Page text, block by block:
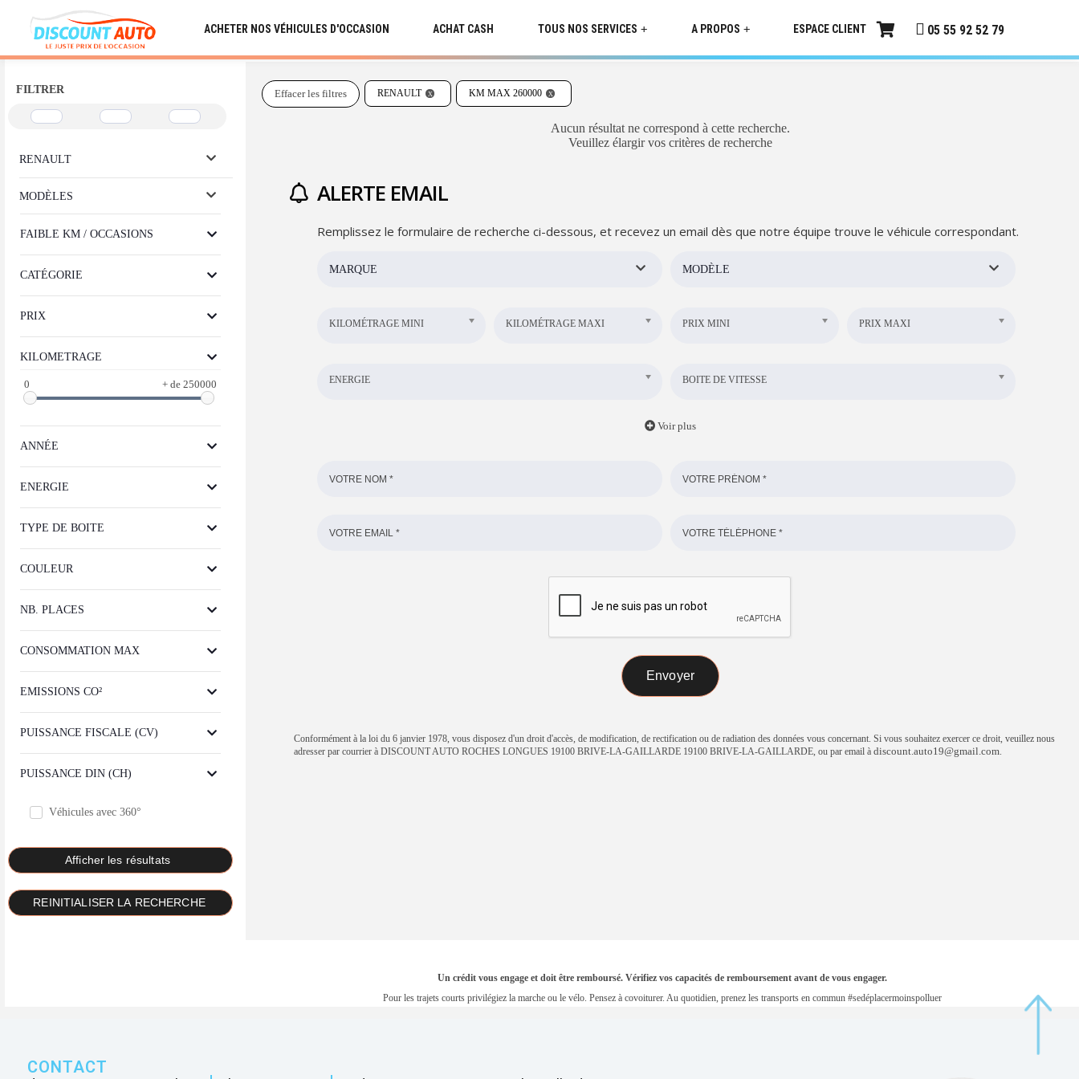
ACHETER NOS VÉHICULES D'OCCASION ACHAT CASH +
TOUS NOS SERVICES +
A PROPOS ESPACE CLIENT 05 55 92 52 79
FILTRER
RENAULT
MODÈLES
FAIBLE KM / OCCASIONS
CATÉGORIE
PRIX
KILOMETRAGE
0 + de 250000
ANNÉE
ENERGIE
TYPE DE BOITE
COULEUR
NB. PLACES
CONSOMMATION MAX
EMISSIONS CO²
PUISSANCE FISCALE (CV)
PUISSANCE DIN (CH)
Véhicules avec 360°
RENAULT
Effacer les filtres KM MAX 260000
Aucun résultat ne correspond à cette recherche.
Veuillez élargir vos critères de recherche
ALERTE EMAIL
Remplissez le formulaire de recherche ci-dessous, et recevez un email dès que notre équipe trouve le véhicule correspondant.
MARQUE MODÈLE
KILOMÉTRAGE MINI KILOMÉTRAGE MAXI PRIX MINI PRIX MAXI
ENERGIE BOITE DE VITESSE
Voir plus
Conformément à la loi du 6 janvier 1978, vous disposez d'un droit d'accès, de modification, de rectification ou de radiation des données vous concernant. Si vous souhaitez exercer ce droit, veuillez nous
adresser par courrier à DISCOUNT AUTO ROCHES LONGUES 19100 BRIVE-LA-GAILLARDE 19100 BRIVE-LA-GAILLARDE, ou par email à discount.auto19@gmail.com.
Un crédit vous engage et doit être remboursé. Vérifiez vos capacités de remboursement avant de vous engager.
Pour les trajets courts privilégiez la marche ou le vélo. Pensez à covoiturer. Au quotidien, prenez les transports en commun #sedéplacermoinspolluer
CONTACT